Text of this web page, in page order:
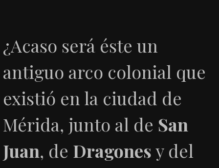
¿Acaso será éste un
antiguo arco colonial que
existió en la ciudad de
Mérida, junto al de San
Juan, de Dragonesy del